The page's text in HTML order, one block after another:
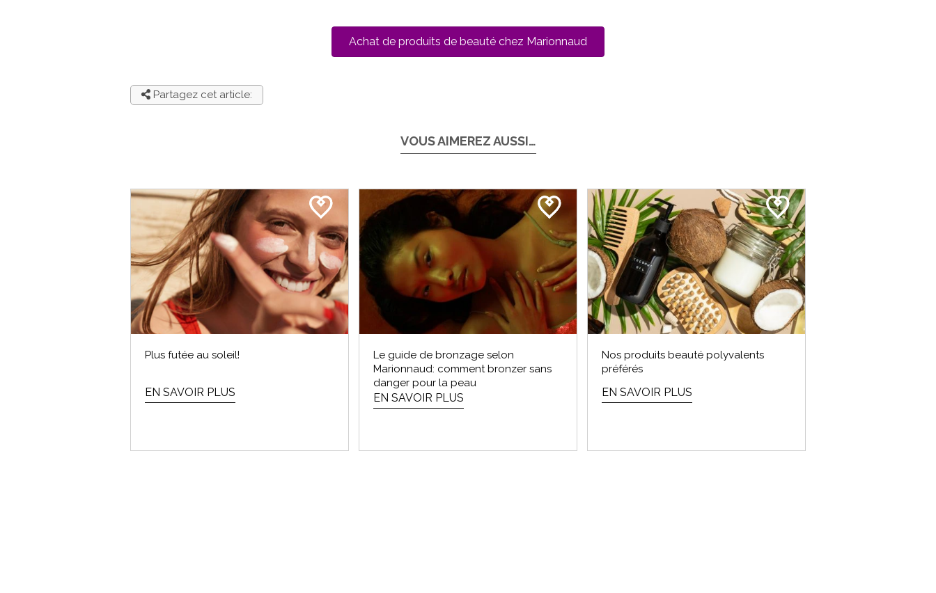
Achat de produits de beauté chez Marionnaud
Partagez cet article:
VOUS AIMEREZ AUSSI…
Plus futée au soleil!
EN SAVOIR PLUS
Le guide de bronzage selon
Marionnaud: comment bronzer sans
danger pour la peau
EN SAVOIR PLUS
Nos produits beauté polyvalents
préférés
EN SAVOIR PLUS